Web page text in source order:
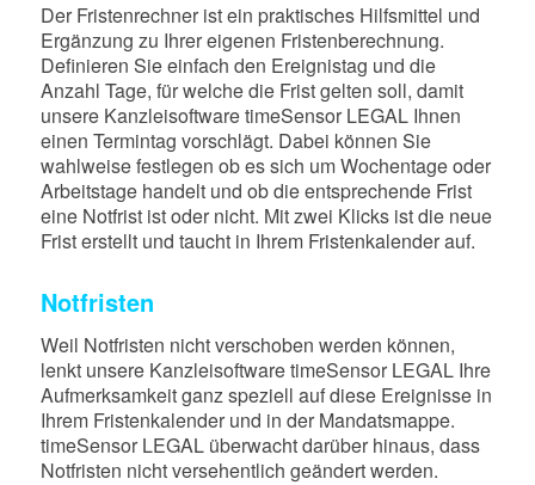
Der Fristenrechner ist ein praktisches Hilfsmittel und
Ergänzung zu Ihrer eigenen Fristenberechnung.
Definieren Sie einfach den Ereignistag und die
Anzahl Tage, für welche die Frist gelten soll, damit
unsere Kanzleisoftware timeSensor LEGAL Ihnen
einen Termintag vorschlägt. Dabei können Sie
wahlweise festlegen ob es sich um Wochentage oder
Arbeitstage handelt und ob die entsprechende Frist
eine Notfrist ist oder nicht. Mit zwei Klicks ist die neue
Frist erstellt und taucht in Ihrem Fristenkalender auf.
Notfristen
Weil Notfristen nicht verschoben werden können,
lenkt unsere Kanzleisoftware timeSensor LEGAL Ihre
Aufmerksamkeit ganz speziell auf diese Ereignisse in
Ihrem Fristenkalender und in der Mandatsmappe.
timeSensor LEGAL überwacht darüber hinaus, dass
Notfristen nicht versehentlich geändert werden.